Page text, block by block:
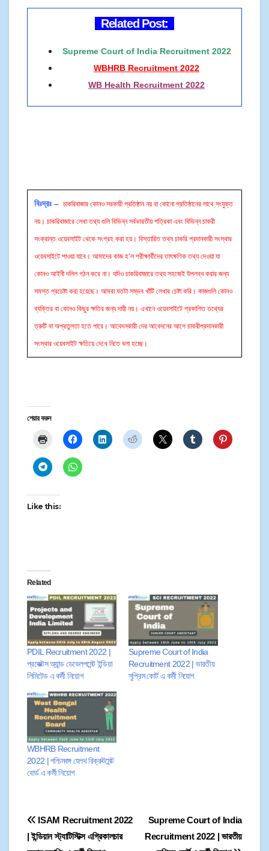
Related Post:
Supreme Court of India Recruitment 2022
WBHRB Recruitment 2022
WB Health Recruitment 2022
বিঃদ্রঃ – চাকরিবাজার কোনও সরকারী প্রতিষ্ঠান নয় বা কোনো প্রতিষ্ঠানের সাথে সংযুক্ত
নয়। চাকরিবাজারে লেখা তথ্য গুলি বিভিন্ন সর্বভারতীয় পত্রিকা এবং বিভিন্ন চাকরী
সংক্রান্ত ওয়েবসাইট থেকে সংগ্রহ করা হয়। বিস্তারিত তথ্য চাকরি প্রদানকারী সংস্থার
ওয়েবসাইটে পাওয়া যাবে। আমাদের কাজ হ’ল পরীক্ষার্থীদের তাৎক্ষণিক তথ্য দেওয়া যা
কোনও আইনী দলিল গঠন করে না। যদিও চাকরিবাজারে তথ্য সহজেই উপলব্ধ করার জন্য
সমস্ত প্রচেষ্টা করা হয়েছে। আমরা যতটা সম্ভব খাঁটি লেখার চেষ্টা করি। কাজগুলি কোনও
ব্যক্তির বা কোনও কিছুর ক্ষতির জন্য দায়ী নয়। এখানে ওয়েবসাইটে প্রকাশিত তথ্যের
ত্রুটি বা অপ্রতুলতা হতে পারে। আবেদনকারী দের আবেদনের আগে চাকরীপ্রদানকারী
সংস্থার ওয়েবসাইট ক্ষতিয়ে দেখে নিতে বলা হচ্ছে।
শেয়ার করুন
Like this:
Related
PDIL Recruitment 2022 |
প্রজেক্টস অ্যান্ড ডেভেলপমেন্ট ইন্ডিয়া
লিমিটেড এ কর্মী নিয়োগ
Supreme Court of India
Recruitment 2022 | ভারতীয়
সুপ্রিম কোর্ট এ কর্মী নিয়োগ
WBHRB Recruitment
2022 | পশ্চিমবঙ্গ হেলথ রিক্রুটমেন্ট
বোর্ড এ কর্মী নিয়োগ
Supreme Court of India
Recruitment 2022 | ভারতীয়
ISAM Recruitment 2022
| ইন্ডিয়ান স্ট্যাটিস্টিক্স এগ্রিকালচার